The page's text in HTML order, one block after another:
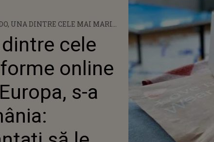
UNA DINTRE CELE MAI MARI
ÎN ROMÂNIA: „SUNTEM
SĂ LE URĂM BUN VENIT
ROMÂNI”
cele
online
s-a